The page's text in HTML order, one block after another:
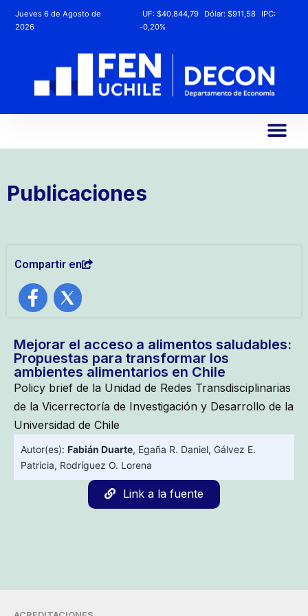
Jueves 6 de Agosto de
2026
UF:$40.844,79 Dólar:$911,58
IPC:
-0,20%
Publicaciones
Compartir en
Mejorar el acceso a alimentos saludables:
Propuestas para transformar los
ambientes alimentarios en Chile
Policy brief de la Unidad de Redes Transdisciplinarias
de la Vicerrectoría de Investigación y Desarrollo de la
Universidad de Chile
Autor(es): Fabián Duarte, Egaña R. Daniel, Gálvez E.
Patricia, Rodríguez O. Lorena
Link a la fuente